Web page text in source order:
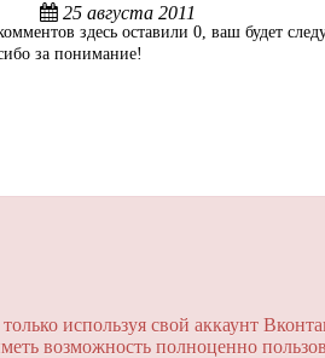
25 августа 2011
здесь оставили 0, ваш будет
за понимание!
используя свой аккаунт
возможность полноценно